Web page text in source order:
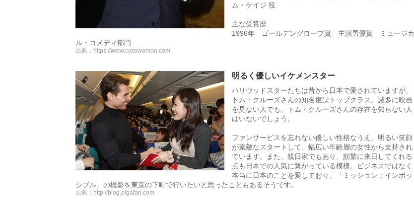
ム・ケイジ 役
主な受賞歴
1996年 ゴールデングローブ賞 主演男優賞 ミュージカ
ル・コメディ部門
出典： https://www.cyzowoman.com
明るく優しいイケメンスター
ハリウッドスターたちは昔から日本で愛されていますが、
トム・クルーズさんの知名度はトップクラス。滅多に映画
を見ない人でも、トム・クルーズさんの存在を知らない人
はいないでしょう。
ファンサービスを忘れない優しい性格なうえ、明るい笑顔
が素敵なスタートして、幅広い年齢層の女性から支持され
ています。また、親日家でもあり、頻繁に来日してくれる
点も日本での人気に繋がっている模様。ビジネスではなく
本当に日本のことを愛しており、「ミッション：インポッ
シブル」の撮影を東京の下町で行いたいと思ったこともあるそうです。
出典： http://blog.eigafan.com